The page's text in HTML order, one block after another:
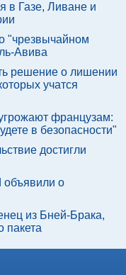
в Газе, Ливане и
"чрезвычайном
Авива
решение о лишении
учатся
французам:
в безопасности"
достигли
объявили о
из Бней-Брака,
пакета